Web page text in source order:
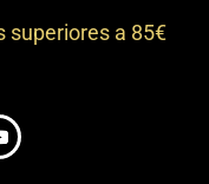
superiores a 85€